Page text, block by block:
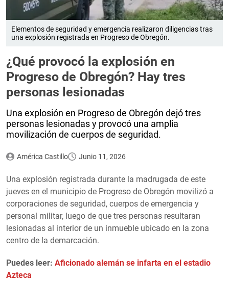
Elementos de seguridad y emergencia realizaron diligencias tras
una explosión registrada en Progreso de Obregón.
¿Qué provocó la explosión en
Progreso de Obregón? Hay tres
personas lesionadas
Una explosión en Progreso de Obregón dejó tres
personas lesionadas y provocó una amplia
movilización de cuerpos de seguridad.
América Castillo Junio 11, 2026
Una explosión registrada durante la madrugada de este
jueves en el municipio de Progreso de Obregón movilizó a
corporaciones de seguridad, cuerpos de emergencia y
personal militar, luego de que tres personas resultaran
lesionadas al interior de un inmueble ubicado en la zona
centro de la demarcación.
Puedes leer: Aficionado alemán se infarta en el estadio
Azteca